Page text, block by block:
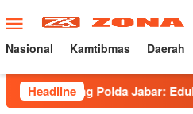
ke
konten
Menu
Mobile
Nasional Kamtibmas Daerah
Headline
Jabar: Edukasi